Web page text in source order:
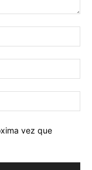
vez que